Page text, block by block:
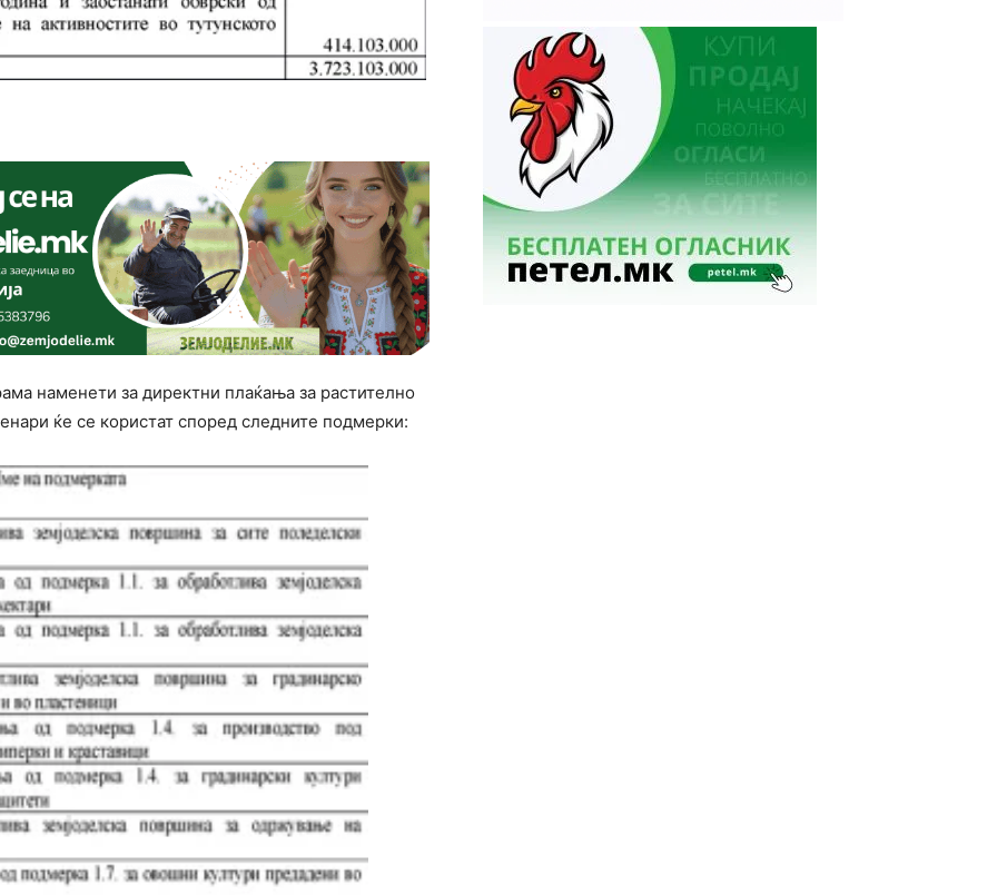
наменети за директни плаќања за растително
ќе се користат според следните подмерки: